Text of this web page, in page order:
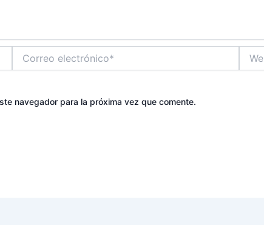
electrónico*
navegador para la próxima vez que comente.